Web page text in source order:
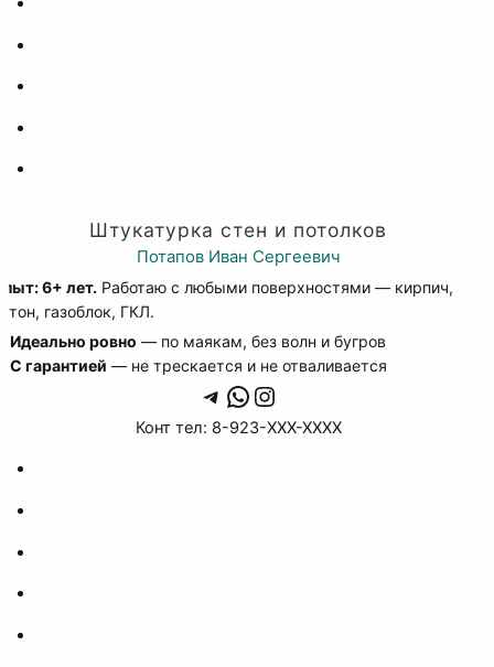
Штукатурка стен и потолков
Потапов Иван Сергеевич
6+ лет. Работаю с любыми поверхностями — кирпич,
газоблок, ГКЛ.
Идеально ровно — по маякам, без волн и бугров
С гарантией — не трескается и не отваливается
Telegram WhatsApp Instagram
Конт тел: 8-923-XXX-XXXX